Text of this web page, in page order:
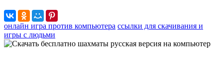
онлайн игра против компьютера ссылки для скачивания и
игры с людьми